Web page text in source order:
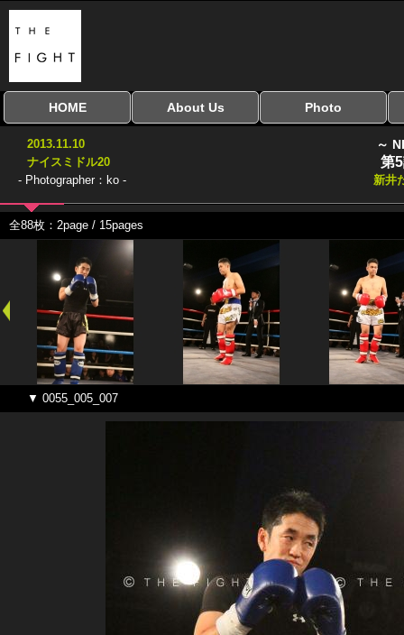
HOME
全興行を表示
ナイスミドル
アマチュアキック
協議会
全日本学生キック
建武館キッズ大会
Bigbang
おやじファイト
About Us Photo
2013.11.10
ナイスミドル20
- Photographer：ko -
～
第
新井
全88枚：2page / 15pages
▼ 0055_005_007